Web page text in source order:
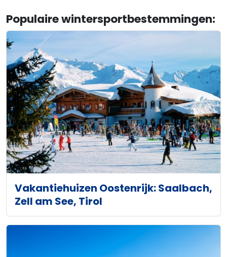
Populaire wintersportbestemmingen:
Vakantiehuizen Oostenrijk: Saalbach,
Zell am See, Tirol